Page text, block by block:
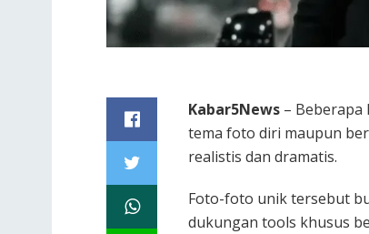
Kabar5News –
tema foto diri maupun
realistis dan dramatis.
Foto-foto unik tersebut
dukungan tools khusus